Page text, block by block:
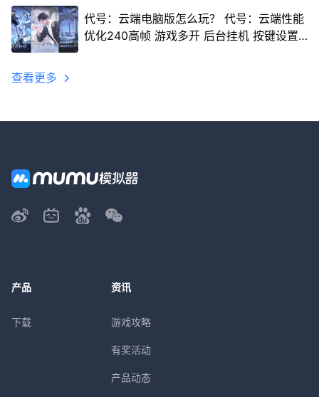
代号：云端电脑版怎么玩？ 代号：云端性能
优化240高帧 游戏多开 后台挂机 按键设置
查看更多
产品
下载
资讯
游戏攻略
有奖活动
产品动态